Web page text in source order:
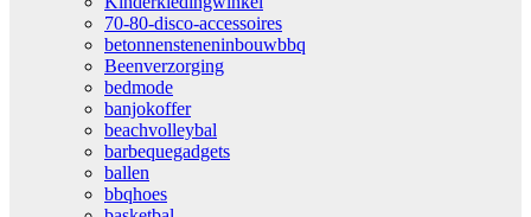
70-80-disco-accessoires
betonnensteneninbouwbbq
Beenverzorging
bedmode
banjokoffer
beachvolleybal
barbequegadgets
ballen
bbqhoes